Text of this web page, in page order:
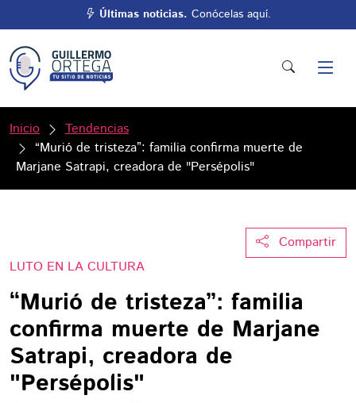
Últimas noticias. Conócelas aquí.
Inicio
Tendencias
“Murió de tristeza”: familia confirma muerte de
Marjane Satrapi, creadora de "Persépolis"
Compartir
LUTO EN LA CULTURA
“Murió de tristeza”: familia
confirma muerte de Marjane
Satrapi, creadora de
"Persépolis"